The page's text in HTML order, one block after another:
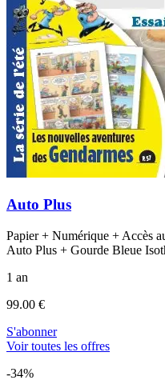
Auto Plus
Papier + Numérique + Accès
Auto Plus + Gourde Bleue
1 an
99.00 €
S'abonner
Voir toutes les offres
-34%